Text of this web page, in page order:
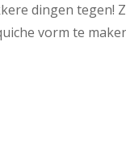
dingen tegen!
vorm te